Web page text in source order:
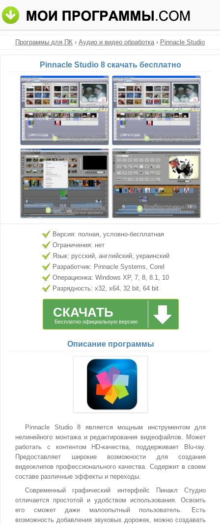
Программы для ПК › Аудио и видео обработка› Pinnacle Studio
Pinnacle Studio 8 скачать бесплатно
Версия: полная, условно-бесплатная
Ограничения: нет
Язык: русский, английский, украинский
Разработчик: Pinnacle Systems, Corel
Операционка: Windows XP, 7, 8, 8.1, 10
Разрядность: x32, x64, 32 bit, 64 bit
СКАЧАТЬ
Бесплатно официальную версию
Описание программы
Pinnacle Studio 8 является мощным инструментом для
нелинейного монтажа и редактирования видеофайлов. Может
работать с контентом HD-качества, поддерживает Blu-ray.
Предоставляет широкие возможности для создания
видеоклипов профессионального качества. Содержит в своем
составе различные эффекты и переходы.
Современный графический интерфейс Пинакл Студио
отличается простотой и удобством использования. Освоить
его сможет даже малоопытный пользователь. Есть
возможность добавления звуковых дорожек, можно создавать